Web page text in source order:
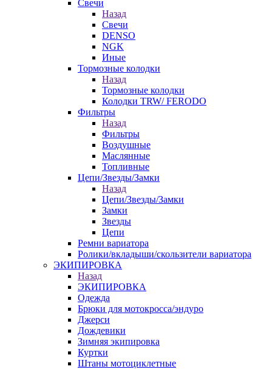
Свечи
Назад
Свечи
DENSO
NGK
Иные
Тормозные колодки
Назад
Тормозные колодки
Колодки TRW/ FERODO
Фильтры
Назад
Фильтры
Воздушные
Маслянные
Топливные
Цепи/Звезды/Замки
Назад
Цепи/Звезды/Замки
Замки
Звезды
Цепи
Ремни вариатора
Ролики/вкладыши/скользители вариатора
ЭКИПИРОВКА
Назад
ЭКИПИРОВКА
Одежда
Брюки для мотокросса/эндуро
Джерси
Дождевики
Зимняя экипировка
Куртки
Штаны мотоциклетные